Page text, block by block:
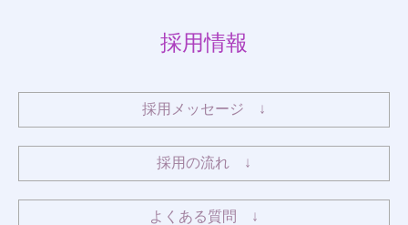
社員インタビュー
採用情報
採用メッセージ ↓
採用の流れ ↓
よくある質問 ↓